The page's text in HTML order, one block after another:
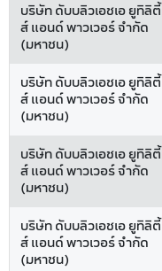
บริษัท ดับบลิวเอชเอ ยูทิลิตี้
ส์ แอนด์ พาวเวอร์ จำกัด
(มหาชน)
บริษัท ดับบลิวเอชเอ ยูทิลิตี้
ส์ แอนด์ พาวเวอร์ จำกัด
(มหาชน)
บริษัท ดับบลิวเอชเอ ยูทิลิตี้
ส์ แอนด์ พาวเวอร์ จำกัด
(มหาชน)
บริษัท ดับบลิวเอชเอ ยูทิลิตี้
ส์ แอนด์ พาวเวอร์ จำกัด
(มหาชน)